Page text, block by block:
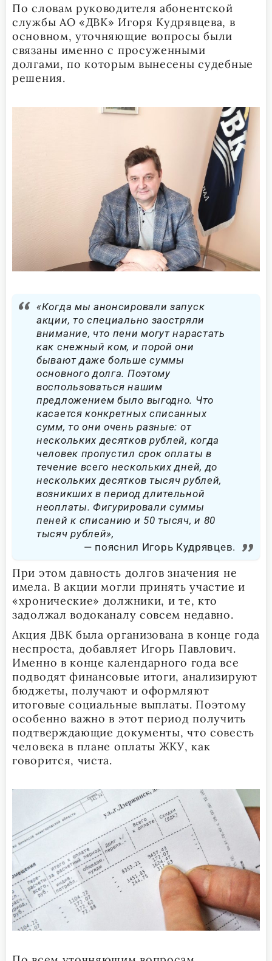
По словам руководителя абонентской
службы АО «ДВК» Игоря Кудрявцева, в
основном, уточняющие вопросы были
связаны именно с просуженными
долгами, по которым вынесены судебные
решения.
«Когда мы анонсировали запуск
акции, то специально заостряли
внимание, что пени могут нарастать
как снежный ком, и порой они
бывают даже больше суммы
основного долга. Поэтому
воспользоваться нашим
предложением было выгодно. Что
касается конкретных списанных
сумм, то они очень разные: от
нескольких десятков рублей, когда
человек пропустил срок оплаты в
течение всего нескольких дней, до
нескольких десятков тысяч рублей,
возникших в период длительной
неоплаты. Фигурировали суммы
пеней к списанию и 50 тысяч, и 80
тысяч рублей»,
пояснил Игорь Кудрявцев.
При этом давность долгов значения не
имела. В акции могли принять участие и
«хронические» должники, и те, кто
задолжал водоканалу совсем недавно.
Акция ДВК была организована в конце года
неспроста, добавляет Игорь Павлович.
Именно в конце календарного года все
подводят финансовые итоги, анализируют
бюджеты, получают и оформляют
итоговые социальные выплаты. Поэтому
особенно важно в этот период получить
подтверждающие документы, что совесть
человека в плане оплаты ЖКУ, как
говорится, чиста.